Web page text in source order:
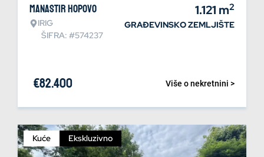
Manastir Hopovo
IRIG
ŠIFRA: #574237
1.121 m2
GRAĐEVINSKO ZEMLJIŠTE
Više o nekretnini >
€82.400
Kuće Ekskluzivno